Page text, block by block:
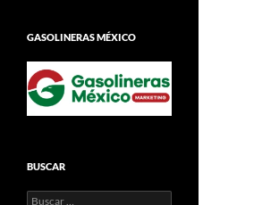
GASOLINERAS MÉXICO
BUSCAR
Buscar: